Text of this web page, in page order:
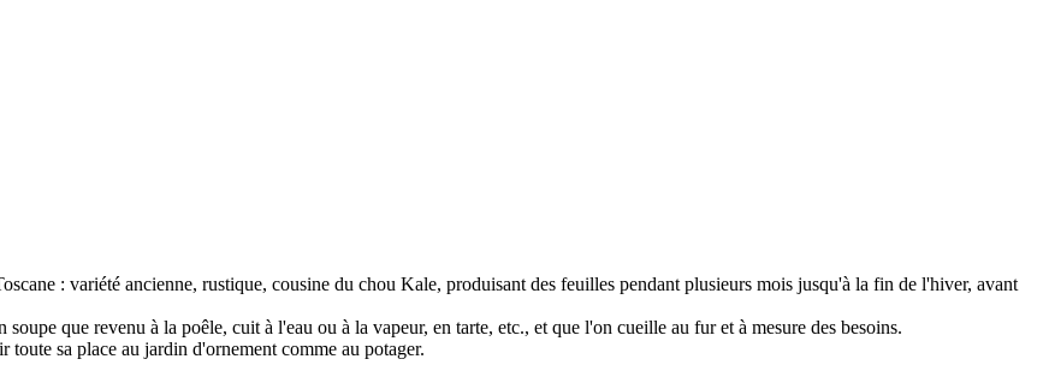
: variété ancienne, rustique, cousine du chou Kale, produisant des feuilles pendant plusieurs mois jusqu'à la fin de l'hiver, avant
que revenu à la poêle, cuit à l'eau ou à la vapeur, en tarte, etc., et que l'on cueille au fur et à mesure des besoins.
toute sa place au jardin d'ornement comme au potager.